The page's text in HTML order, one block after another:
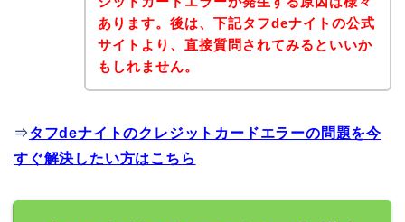
あります。後は、下記タフdeナイトの公式
サイトより、直接質問されてみるといいか
もしれません。
⇒タフdeナイトのクレジットカードエラーの問題を今
すぐ解決したい方はこちら